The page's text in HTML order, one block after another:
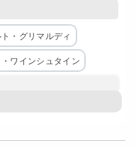
・グリマルディ
ワインシュタイン
ン